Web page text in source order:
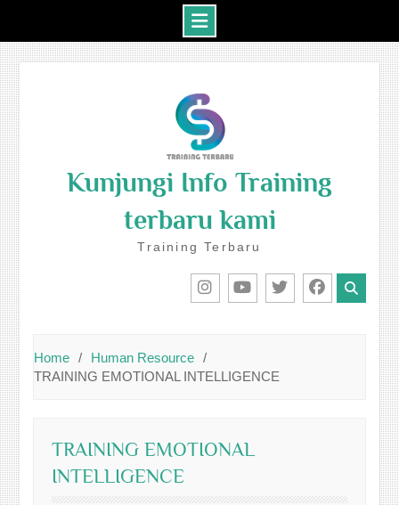
Kunjungi Info Training
terbaru kami
Training Terbaru
Home
Human Resource
TRAINING EMOTIONAL INTELLIGENCE
TRAINING EMOTIONAL
INTELLIGENCE